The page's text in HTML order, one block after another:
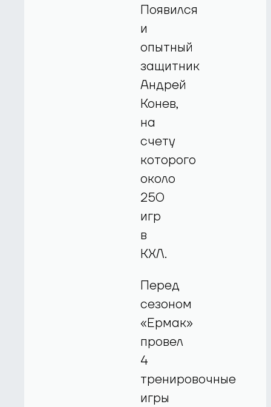
Появился
и
опытный
защитник
Андрей
Конев,
на
счету
которого
около
250
игр
в
КХЛ.
Перед
сезоном
«Ермак»
провел
4
тренировочные
игры